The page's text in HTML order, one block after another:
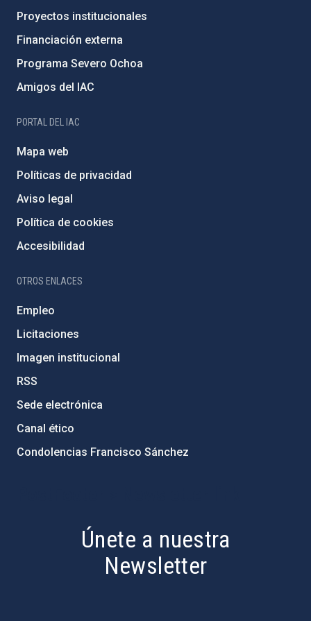
Proyectos institucionales
Financiación externa
Programa Severo Ochoa
Amigos del IAC
PORTAL DEL IAC
Mapa web
Políticas de privacidad
Aviso legal
Política de cookies
Accesibilidad
OTROS ENLACES
Empleo
Licitaciones
Imagen institucional
RSS
Sede electrónica
Canal ético
Condolencias Francisco Sánchez
Únete a nuestra
Newsletter